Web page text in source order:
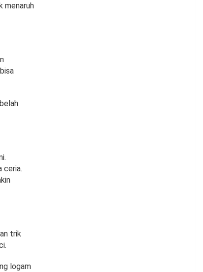
menaruh
ceria.
trik
logam